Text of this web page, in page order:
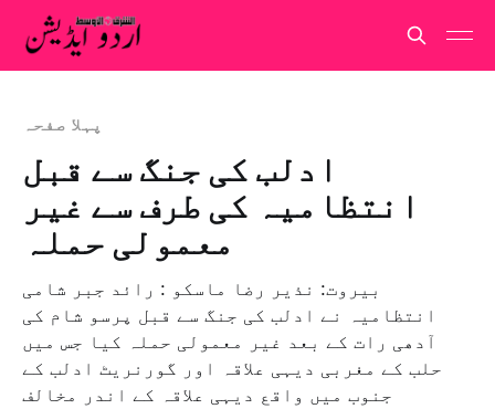
پہلا صفحہ
ادلب کی جنگ سے قبل
انتظامیہ کی طرف سے غیر
معمولی حملہ
بیروت: نذیر رضا ماسکو : رائد جبر شامی
انتظامیہ نے ادلب کی جنگ سے قبل پرسو شام کی
آدھی رات کے بعد غیر معمولی حملہ کیا جس میں
حلب کے مغربی دیہی علاقہ اور گورنریٹ ادلب کے
جنوب میں واقع دیہی علاقہ کے اندر مخالف